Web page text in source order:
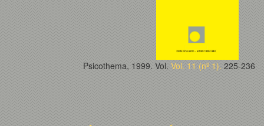
Psicothema, 1999. Vol. Vol. 11 (nº 1). 225-236